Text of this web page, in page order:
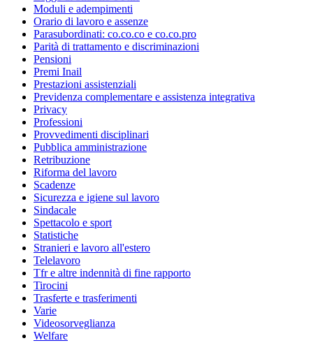
Moduli e adempimenti
Orario di lavoro e assenze
Parasubordinati: co.co.co e co.co.pro
Parità di trattamento e discriminazioni
Pensioni
Premi Inail
Prestazioni assistenziali
Previdenza complementare e assistenza integrativa
Privacy
Professioni
Provvedimenti disciplinari
Pubblica amministrazione
Retribuzione
Riforma del lavoro
Scadenze
Sicurezza e igiene sul lavoro
Sindacale
Spettacolo e sport
Statistiche
Stranieri e lavoro all'estero
Telelavoro
Tfr e altre indennità di fine rapporto
Tirocini
Trasferte e trasferimenti
Varie
Videosorveglianza
Welfare